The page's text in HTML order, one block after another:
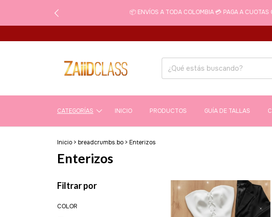
📦 ENVÍOS A TODA COLOMBIA 💳 PAGA A
CATEGORÍAS INICIO PRODUCTOS GUÍA DE TALLAS
Inicio > breadcrumbs.bo > Enterizos
Enterizos
Filtrar por
COLOR